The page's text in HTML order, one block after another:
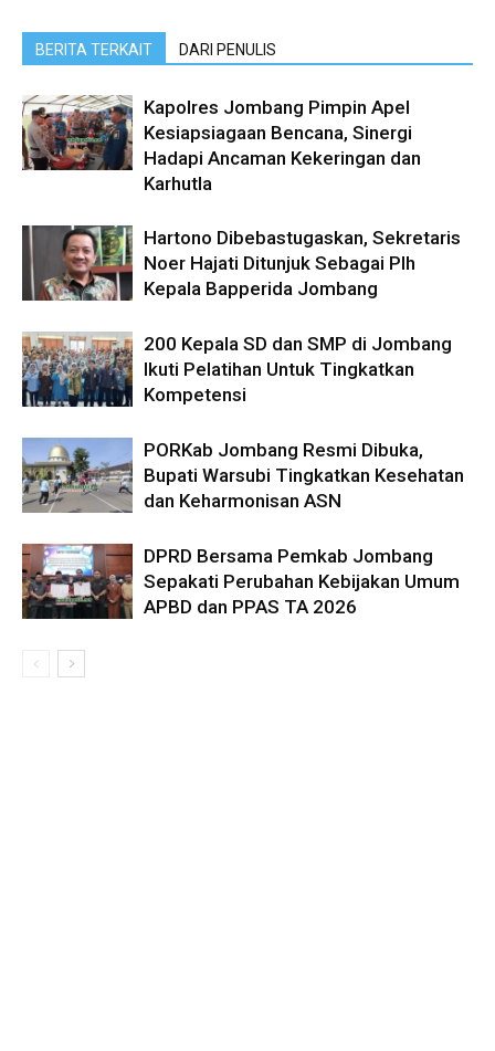
BERITA TERKAIT DARI PENULIS
Kapolres Jombang Pimpin Apel
Kesiapsiagaan Bencana, Sinergi
Hadapi Ancaman Kekeringan dan
Karhutla
Hartono Dibebastugaskan, Sekretaris
Noer Hajati Ditunjuk Sebagai Plh
Kepala Bapperida Jombang
200 Kepala SD dan SMP di Jombang
Ikuti Pelatihan Untuk Tingkatkan
Kompetensi
PORKab Jombang Resmi Dibuka,
Bupati Warsubi Tingkatkan Kesehatan
dan Keharmonisan ASN
DPRD Bersama Pemkab Jombang
Sepakati Perubahan Kebijakan Umum
APBD dan PPAS TA 2026